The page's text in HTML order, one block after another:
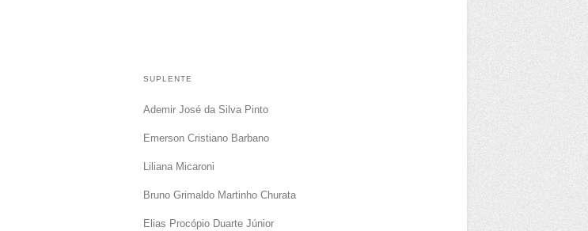
SUPLENTE
Ademir José da Silva Pinto
Emerson Cristiano Barbano
Liliana Micaroni
Bruno Grimaldo Martinho Churata
Elias Procópio Duarte Júnior